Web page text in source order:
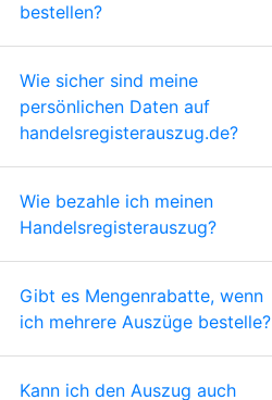
bestellen?
Wie sicher sind meine
persönlichen Daten auf
handelsregisterauszug.de?
Wie bezahle ich meinen
Handelsregisterauszug?
Gibt es Mengenrabatte, wenn
ich mehrere Auszüge bestelle?
Kann ich den Auszug auch